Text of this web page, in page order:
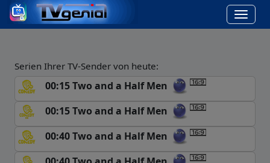
Serien Ihrer TV-Sender von heute:
00:15 Two and a Half Men
00:15 Two and a Half Men
00:40 Two and a Half Men